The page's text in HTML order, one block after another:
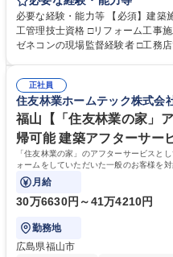
理など生産性向上への取り組みも積極的に
(1)リフォームエンジニアから工事
成・工事発注手配・工程確認)(3)
模工事が中心)■一般物件：戸建て
大規模な案件が中心)≪変更の範囲：会社の
【リフォーム施工管理】住友林業
必要な経験・能力等 【必須】建築
工管理技士資格 □リフォーム工事
ゼネコンの現場監督経験者 □工務店での施工
います。（トーク機能で連絡や変
管理、写真管理、作業報告書作成
設置。事務所にいながら現場の状況を
格 学歴：大学院 大学 高専 短大 専
正社員
住友林業ホームテック株式会
福山【「住友林業の家」
帰可能 建築アフターサー
「住友林業の家」のアフターサービスと
ォームをしていただいた一般のお客様を
担当していただきます。
月給
30万6630円～41万4210円
勤務地
広島県福山市